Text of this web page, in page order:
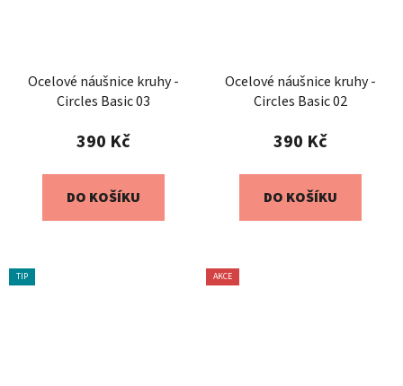
Ocelové náušnice kruhy -
Circles Basic 03
390 Kč
DO KOŠÍKU
Ocelové náušnice kruhy -
Circles Basic 02
390 Kč
DO KOŠÍKU
TIP AKCE